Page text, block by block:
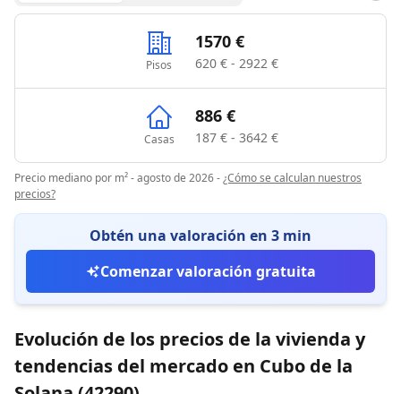
Pisos
1570 €
620 € - 2922 €
Casas
886 €
187 € - 3642 €
Precio mediano por m² - agosto de 2026-¿Cómo se calculan nuestros
precios?
Obtén una valoración en 3 min
Comenzar valoración gratuita
Evolución de los precios de la vivienda y
tendencias del mercado en Cubo de la